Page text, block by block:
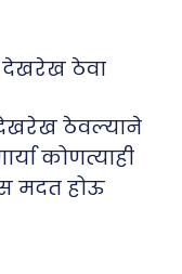
देखरेख ठेवा
ठेवल्याने
कोणत्याही
मदत होऊ